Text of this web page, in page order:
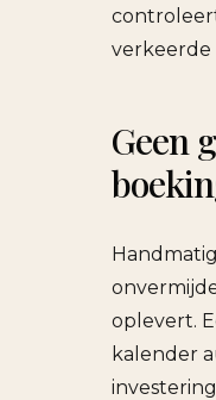
verkeerde
Geen
oplevert.
kalender